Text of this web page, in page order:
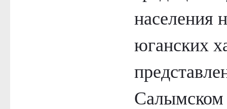
населения
юганских
Салымском